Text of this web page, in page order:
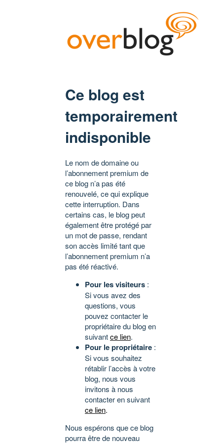
Ce blog est
temporairement
indisponible
Le nom de domaine ou
l’abonnement premium de
ce blog n’a pas été
renouvelé, ce qui explique
cette interruption. Dans
certains cas, le blog peut
également être protégé par
un mot de passe, rendant
son accès limité tant que
l’abonnement premium n’a
pas été réactivé.
Pour les visiteurs :
Si vous avez des
questions, vous
pouvez contacter le
propriétaire du blog en
suivantce lien.
Pour le propriétaire :
Si vous souhaitez
rétablir l’accès à votre
blog, nous vous
invitons à nous
contacter en suivant
ce lien.
Nous espérons que ce blog
pourra être de nouveau